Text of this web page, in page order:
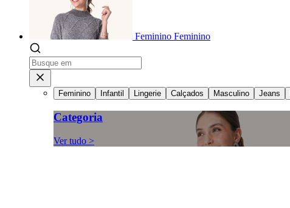
Feminino Feminino
Feminino Infantil Lingerie Calçados Masculino Jeans
Categoria
Ver tudo >